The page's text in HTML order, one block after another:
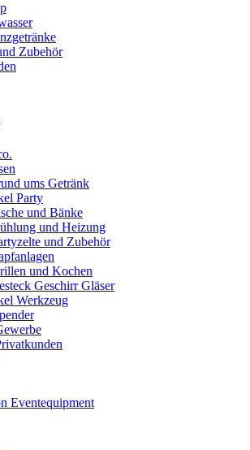
Zubehör
ums Getränk
Party
und Bänke
und Heizung
und Zubehör
und Kochen
Geschirr Gläser
Werkzeug
Eventequipment